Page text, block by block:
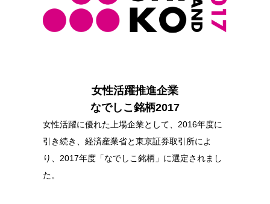
女性活躍推進企業
なでしこ銘柄2017
女性活躍に優れた上場企業として、2016年度に
引き続き、経済産業省と東京証券取引所によ
り、2017年度「なでしこ銘柄」に選定されまし
た。